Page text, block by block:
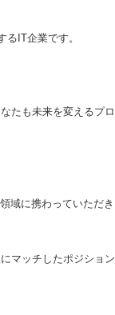
IT企業です。
たも未来を変えるプロ
域に携わっていただき
マッチしたポジション